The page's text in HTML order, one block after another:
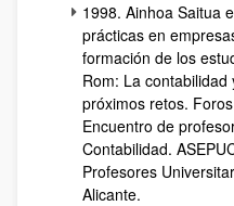
1998. Ainhoa Saitua
prácticas en
formación de los
Rom: La
próximos retos.
Encuentro de
Contabilidad.
Profesores
Alicante.